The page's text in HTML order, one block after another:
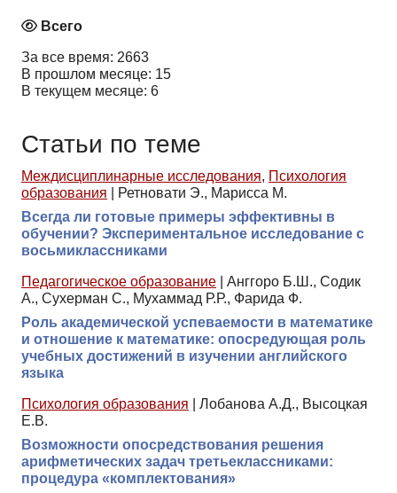
Всего
За все время: 2663
В прошлом месяце: 15
В текущем месяце: 6
Статьи по теме
Междисциплинарные исследования, Психология
образования
Ретновати Э., Марисса М.
Всегда ли готовые примеры эффективны в
обучении? Экспериментальное исследование с
восьмиклассниками
Педагогическое образование
Анггоро Б.Ш., Содик
А., Сухерман С., Мухаммад Р.Р., Фарида Ф.
Роль академической успеваемости в математике
и отношение к математике: опосредующая роль
учебных достижений в изучении английского
языка
Психология образования
Лобанова А.Д., Высоцкая
Е.В.
Возможности опосредствования решения
арифметических задач третьеклассниками:
процедура «комплектования»